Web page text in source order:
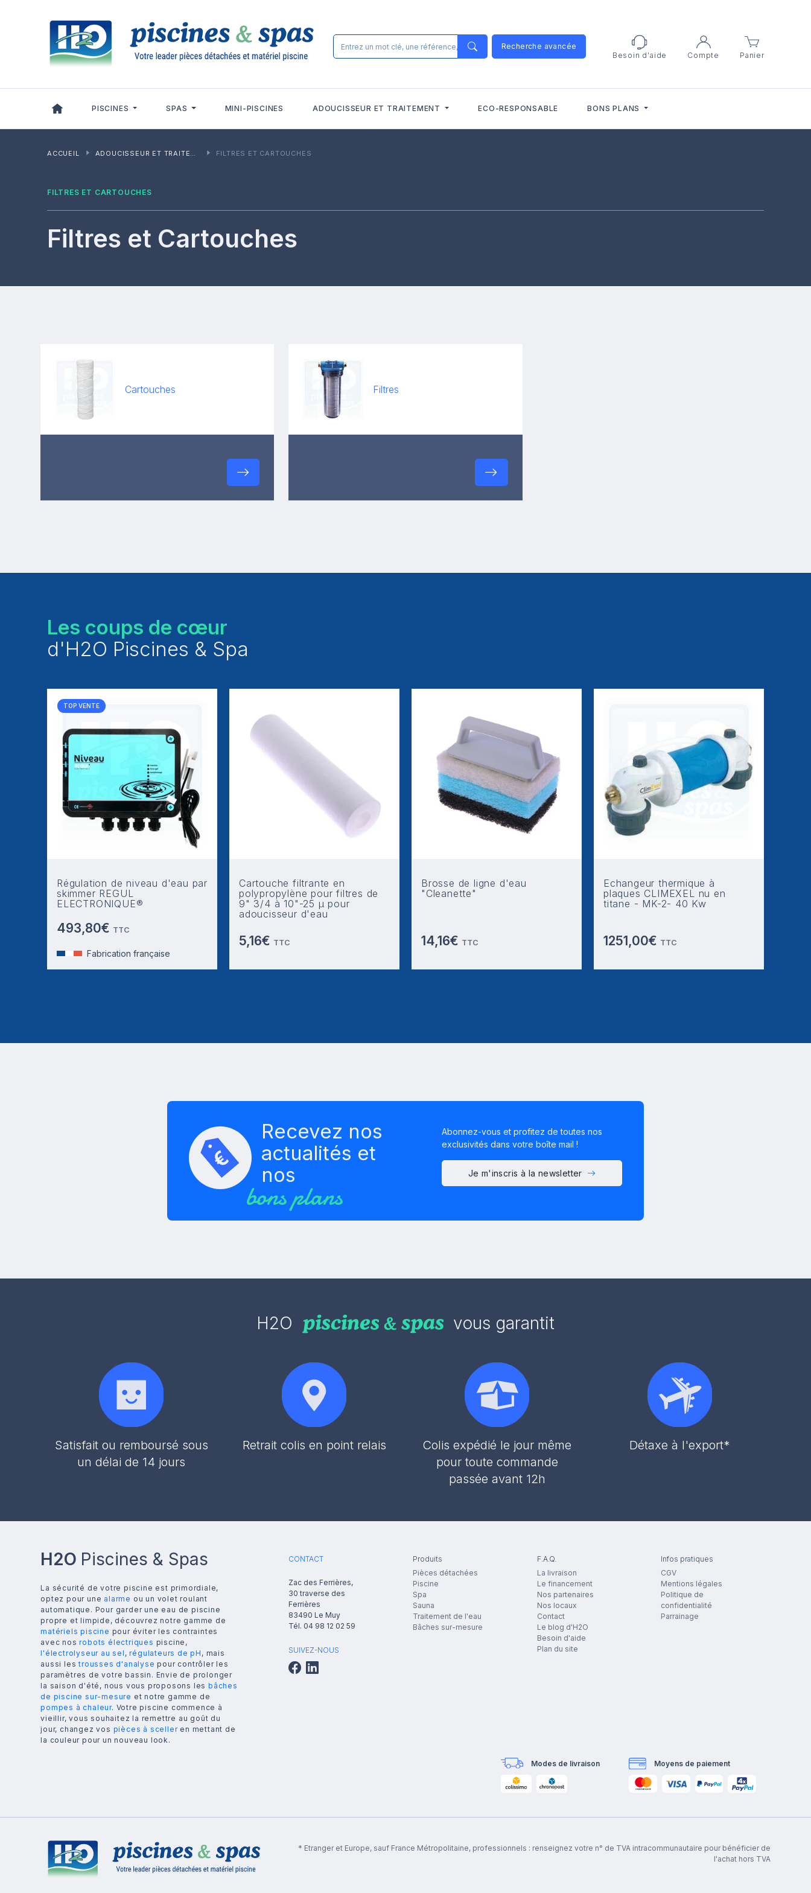
Recherche avancée
Besoin d'aide
Compte Panier
PISCINES SPAS MINI-PISCINES ADOUCISSEUR ET TRAITEMENT ECO-RESPONSABLE BONS PLANS
ACCUEIL ADOUCISSEUR ET TRAITEMENT FILTRES ET CARTOUCHES
FILTRES ET CARTOUCHES
Filtres et Cartouches
Cartouches Filtres
Les coups de cœur
d'H2O Piscines & Spa
TOP VENTE
Régulation de niveau d'eau par
skimmer REGUL
ELECTRONIQUE®
493,80€ TTC
Fabrication française
Cartouche filtrante en
polypropylène pour filtres de
9" 3/4 à 10"-25 µ pour
adoucisseur d'eau
5,16€ TTC
Brosse de ligne d'eau
"Cleanette"
14,16€ TTC
Echangeur thermique à
plaques CLIMEXEL nu en
titane - MK-2- 40 Kw
1251,00€ TTC
Recevez nos
actualités et
nos
bons plans
Abonnez-vous et profitez de toutes nos
exclusivités dans votre boîte mail !
Je m'inscris à la newsletter
H2O vous garantit
Satisfait ou remboursé sous
un délai de 14 jours
Retrait colis en point relais
Colis expédié le jour même
pour toute commande
passée avant 12h
Détaxe à l'export*
H2O Piscines & Spas
La sécurité de votre piscine est primordiale,
optez pour une alarme ou un volet roulant
automatique. Pour garder une eau de piscine
propre et limpide, découvrez notre gamme de
matériels piscine pour éviter les contraintes
avec nosrobots électriques piscine,
l'électrolyseur au sel ,régulateurs de pH , mais
aussi lestrousses d'analyse pour contrôler les
paramètres de votre bassin. Envie de prolonger
la saison d'été, nous vous proposons les bâches
de piscine sur-mesure et notre gamme de
pompes à chaleur. Votre piscine commence à
vieillir, vous souhaitez la remettre au goût du
jour, changez vos pièces à scelleren mettant de
la couleur pour un nouveau look.
CONTACT
Zac des Ferrières,
30 traverse des
Ferrières
83490 Le Muy
Tél. 04 98 12 02 59
SUIVEZ-NOUS
Produits
Pièces détachées
Piscine
Spa
Sauna
Traitement de l'eau
Bâches sur-mesure
F.A.Q.
La livraison
Le financement
Nos partenaires
Nos locaux
Contact
Le blog d'H2O
Besoin d'aide
Plan du site
Infos pratiques
CGV
Mentions légales
Politique de
confidentialité
Parrainage
Modes de livraison Moyens de paiement
* Etranger et Europe, sauf France Métropolitaine, professionnels : renseignez votre n° de TVA intracommunautaire pour bénéficier de
l'achat hors TVA